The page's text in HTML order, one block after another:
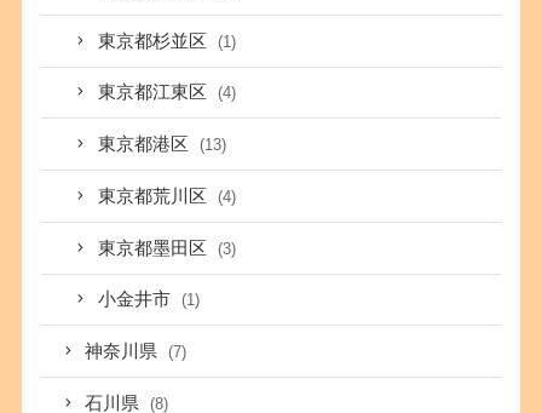
東京都杉並区 (1)
東京都江東区 (4)
東京都港区 (13)
東京都荒川区 (4)
東京都墨田区 (3)
小金井市 (1)
神奈川県 (7)
石川県 (8)